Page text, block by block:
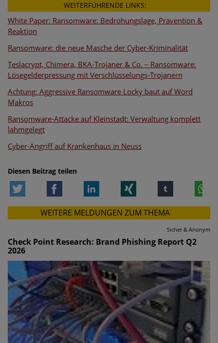
WEITERFÜHRENDE LINKS:
White Paper: Ransomware: Bedrohungslage, Prävention &
Reaktion
Ransomware: die neue Masche der Cyber-Kriminalität
Teslacrypt, Chimera, BKA-Trojaner & Co. – Ransomware:
Lösegelderpressung mit Verschlüsselungs-Trojanern
Achtung: Aggressive Ransomware Locky baut auf Word
Makros
Ransomware-Attacke auf Kleinstadt: Verwaltung komplett
lahmgelegt
Cyber-Angriff auf Krankenhaus in Neuss
Diesen Beitrag teilen
Facebook LinkedIn tumblr
WEITERE MELDUNGEN ZUM THEMA
Sicher & Anonym
Check Point Research: Brand Phishing Report Q2
2026